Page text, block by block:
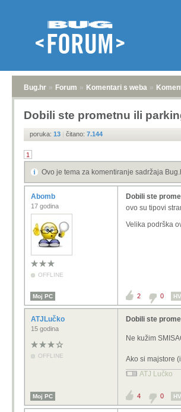
Bug.hr » Forum » Komentari s weba »
Dobili ste prometnu ili
poruka: 13 | čitano: 7.144
1
Ovo je tema za komentiranje sadržaja
Abomb
17 godina
OFFLINE
Dobili ste
ovo su tipovi
Velika podrška
Moj PC 2 0
ATJLučko
15 godina
OFFLINE
Dobili ste
Ne kužim
Ako si majstore
ATJ Lučko
Moj PC 4 0